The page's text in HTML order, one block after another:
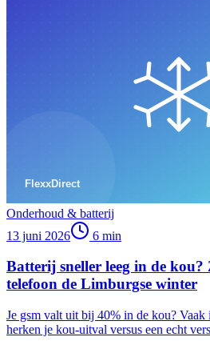
Onderhoud & batterij
13 juni 2026
6 min
Batterij sneller leeg in de kou?
telefoon de Limburgse winter
Je gsm valt uit bij 40% in de kou?
herken je kou-uitval versus een echt